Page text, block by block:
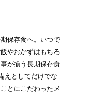
保存食へ。いつで
やおかずはもちろ
が揃う長期保存食
えとしてだけでな
とにこだわったメ